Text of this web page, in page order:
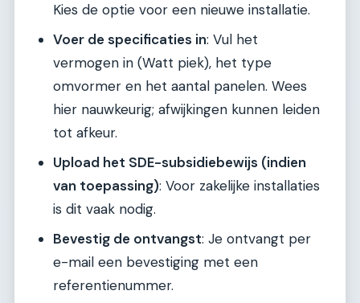
Kies de optie voor een nieuwe installatie.
Voer de specificaties in: Vul het
vermogen in (Watt piek), het type
omvormer en het aantal panelen. Wees
hier nauwkeurig; afwijkingen kunnen leiden
tot afkeur.
Upload het SDE-subsidiebewijs (indien
van toepassing): Voor zakelijke installaties
is dit vaak nodig.
Bevestig de ontvangst: Je ontvangt per
e-mail een bevestiging met een
referentienummer.